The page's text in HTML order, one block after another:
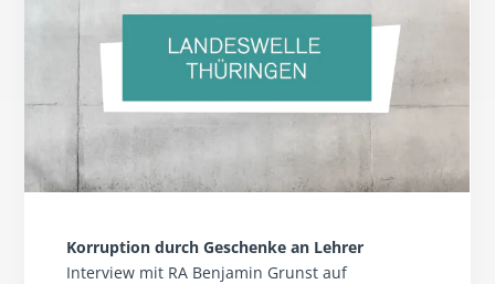
Korruption durch Geschenke an Lehrer
Interview mit RA Benjamin Grunst auf